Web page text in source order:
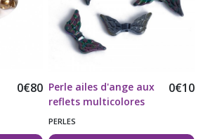
0€80 Perle ailes d'ange aux
reflets multicolores
effet gazoil vendue à
l'unité
0€10
PERLES